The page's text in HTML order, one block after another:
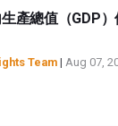
產總值（GDP
Team | Aug 07,